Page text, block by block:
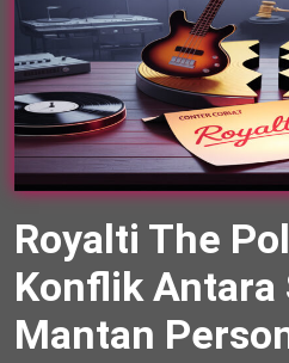
Royalti The
Konflik Antara
Mantan